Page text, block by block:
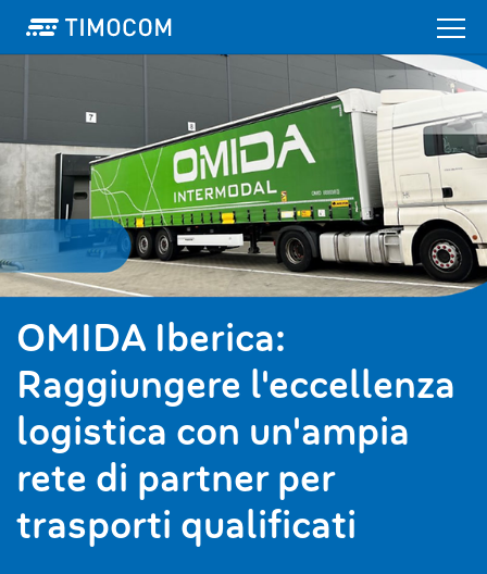
OMIDA Iberica:
Raggiungere l'eccellenza
logistica con un'ampia
rete di partner per
trasporti qualificati